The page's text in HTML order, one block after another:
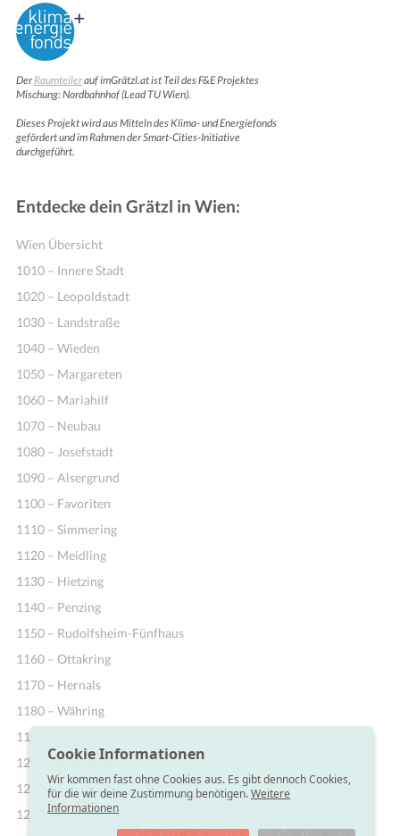
DerRaumteilerauf imGrätzl.at ist Teil des F&E Projektes
Mischung: Nordbahnhof (Lead TU Wien).
Dieses Projekt wird aus Mitteln des Klima- und Energiefonds
gefördert und im Rahmen der Smart-Cities-Initiative
durchgeführt.
Entdecke dein Grätzl in Wien:
Wien Übersicht
1010 – Innere Stadt
1020 – Leopoldstadt
1030 – Landstraße
1040 – Wieden
1050 – Margareten
1060 – Mariahilf
1070 – Neubau
1080 – Josefstadt
1090 – Alsergrund
1100 – Favoriten
1110 – Simmering
1120 – Meidling
1130 – Hietzing
1140 – Penzing
1150 – Rudolfsheim-Fünfhaus
1160 – Ottakring
1170 – Hernals
1180 – Währing
1190 – Döbling
1200 – Brigittenau
1210 – Floridsdorf
1220 – Donaustadt
Cookie Informationen
Wir kommen fast ohne Cookies aus. Es gibt dennoch Cookies,
für die wir deine Zustimmung benötigen.Weitere
Informationen